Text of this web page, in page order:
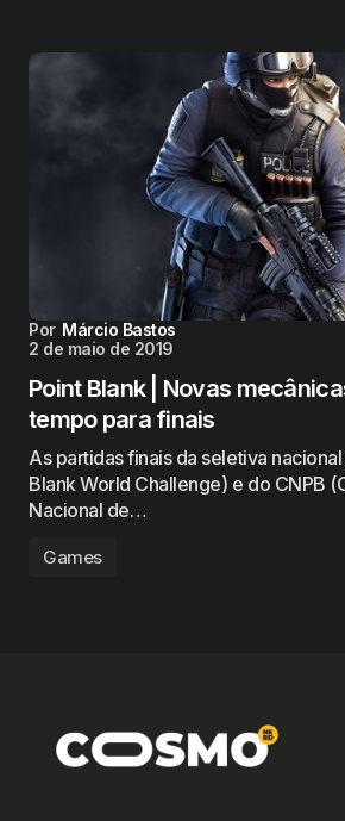
Por Márcio Bastos
2 de maio de 2019
Point Blank | Novas
tempo para finais
As partidas finais da seletiva
Blank World Challenge) e do CNPB
Nacional de…
Games